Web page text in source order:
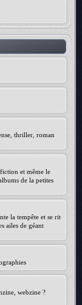
thriller, roman
et même le
de la petites
la tempête et se rit
ailes de géant
webzine ?